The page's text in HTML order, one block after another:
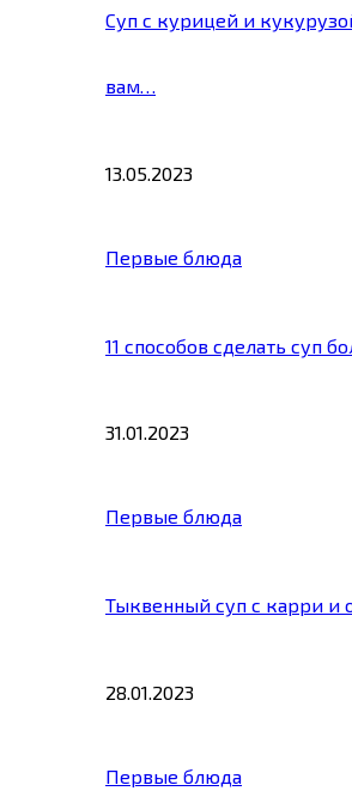
Суп с курицей и
вам…
13.05.2023
Первые блюда
11 способов сделать суп
31.01.2023
Первые блюда
Тыквенный суп с карри и
28.01.2023
Первые блюда